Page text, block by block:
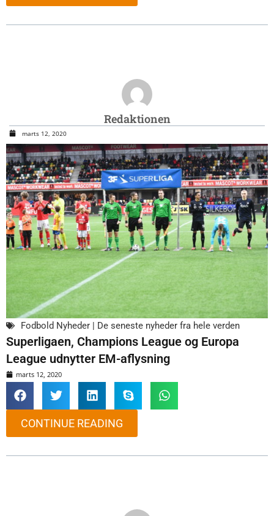
Redaktionen
marts 12, 2020
Fodbold Nyheder | De seneste nyheder fra hele verden
Superligaen, Champions League og Europa
League udnytter EM-aflysning
marts 12, 2020
CONTINUE READING